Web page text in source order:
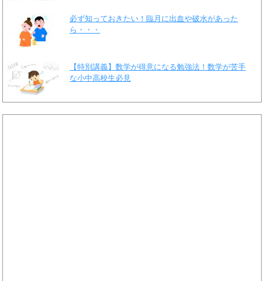
必ず知っておきたい！臨月に出血や破水があった
ら・・・
【特別講義】数学が得意になる勉強法！数学が苦手
な小中高校生必見